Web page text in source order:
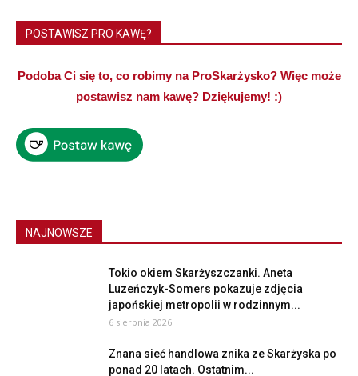
POSTAWISZ PRO KAWĘ?
Podoba Ci się to, co robimy na ProSkarżysko? Więc może
postawisz nam kawę? Dziękujemy! :)
NAJNOWSZE
Tokio okiem Skarżyszczanki. Aneta
Luzeńczyk-Somers pokazuje zdjęcia
japońskiej metropolii w rodzinnym...
6 sierpnia 2026
Znana sieć handlowa znika ze Skarżyska po
ponad 20 latach. Ostatnim...